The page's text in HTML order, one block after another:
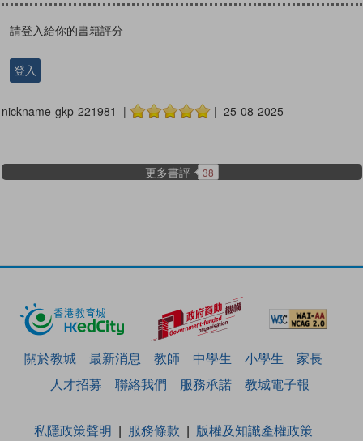
請登入給你的書籍評分
登入
nickname-gkp-221981 | | 25-08-2025
更多書評 38
關於教城 最新消息 教師 中學生 小學生
家長
人才招募
聯絡我們 服務承諾 教城電子報
私隱政策聲明 服務條款
版權及知識產權政策